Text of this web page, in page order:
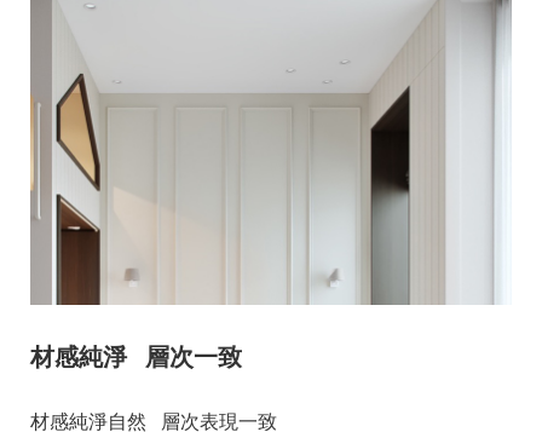
材感純淨 層次一致
材感純淨自然 層次表現一致